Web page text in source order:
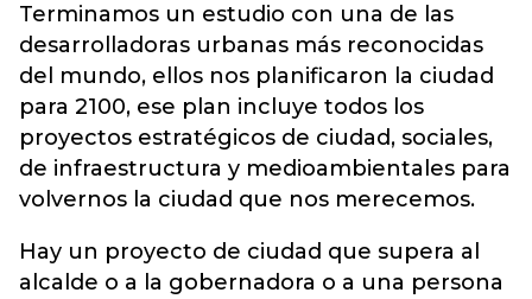
Terminamos un estudio con una de las
desarrolladoras urbanas más reconocidas
del mundo, ellos nos planificaron la ciudad
para 2100, ese plan incluye todos los
proyectos estratégicos de ciudad, sociales,
de infraestructura y medioambientales para
volvernos la ciudad que nos merecemos.
Hay un proyecto de ciudad que supera al
alcalde o a la gobernadora o a una persona